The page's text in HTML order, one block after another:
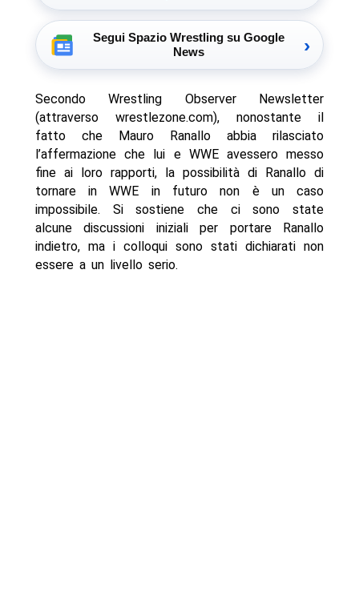
Segui Spazio Wrestling su Google
News
›
Secondo Wrestling Observer Newsletter
(attraverso wrestlezone.com), nonostante il
fatto che Mauro Ranallo abbia rilasciato
l’affermazione che lui e WWE avessero messo
fine ai loro rapporti, la possibilità di Ranallo di
tornare in WWE in futuro non è un caso
impossibile. Si sostiene che ci sono state
alcune discussioni iniziali per portare Ranallo
indietro, ma i colloqui sono stati dichiarati non
essere a un livello serio.